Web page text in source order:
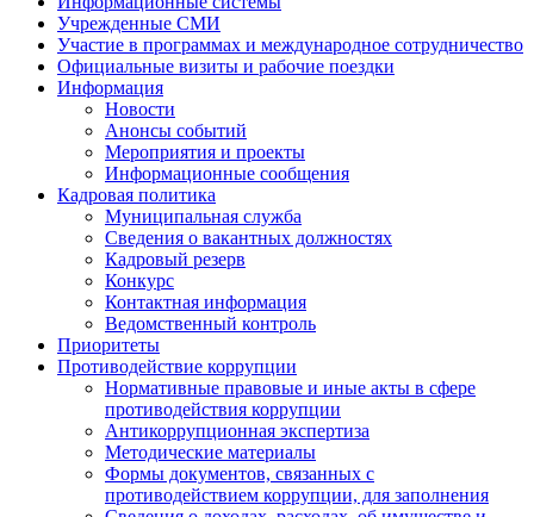
Учрежденные СМИ
Участие в программах и международное сотрудничество
Официальные визиты и рабочие поездки
Информация
Новости
Анонсы событий
Мероприятия и проекты
Информационные сообщения
Кадровая политика
Муниципальная служба
Сведения о вакантных должностях
Кадровый резерв
Конкурс
Контактная информация
Ведомственный контроль
Приоритеты
Противодействие коррупции
Нормативные правовые и иные акты в сфере
противодействия коррупции
Антикоррупционная экспертиза
Методические материалы
Формы документов, связанных с
противодействием коррупции, для заполнения